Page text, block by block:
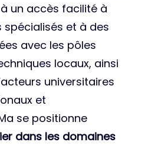
un accès facilité à
et à des
avec les pôles
locaux, ainsi
universitaires
et
se positionne
dans les domaines